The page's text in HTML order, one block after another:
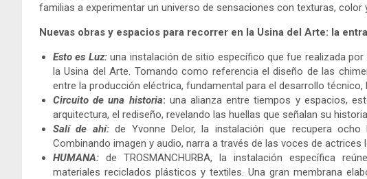
familias a experimentar un universo de sensaciones con texturas, color
Nuevas obras y espacios para recorrer en la Usina del Arte: la
Esto es Luz:una instalación de sitio específico que fue realizada
la Usina del Arte. Tomando como referencia el diseño de las
entre la producción eléctrica, fundamental para el desarrollo
Circuito de una historia: una alianza entre tiempos y espacios,
arquitectura, el rediseño, revelando las huellas que señalan su
Salí de ahí:de Yvonne Delor, la instalación que recupera
Combinando imagen y audio, narra a través de las voces de
HUMANA:de TROSMANCHURBA, la instalación específica
materiales reciclados plásticos y textiles. Una gran membrana